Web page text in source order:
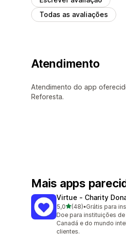
Todas as avaliações
Atendimento
Atendimento do app
Reforesta.
Mais apps
Virtue ‑ Charity
5,0de 5 estrelas
(48)
48 avaliações ao todo
•Grátis para
Doe para instituições
Canadá e do mundo
clientes.